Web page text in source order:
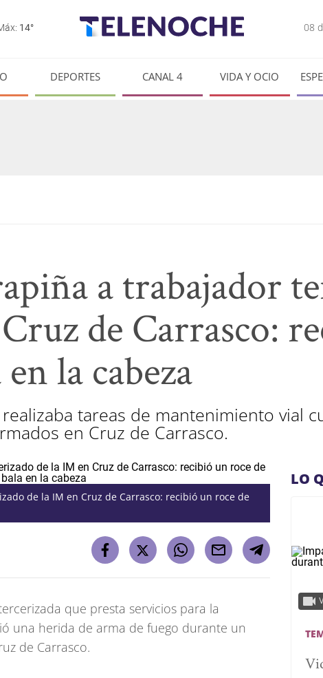
14° 08
DEPORTES CANAL 4 VIDA Y OCIO
a trabajador
de Carrasco:
la cabeza
tareas de mantenimiento vial
en Cruz de Carrasco.
de la IM en Cruz de Carrasco: recibió un roce de
que presta servicios para la
una herida de arma de fuego durante un
de Carrasco.
LO